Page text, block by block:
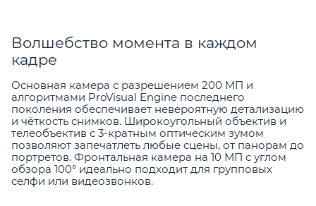
Волшебство момента в каждом
кадре
Основная камера с разрешением 200 МП и
алгоритмами ProVisual Engine последнего
поколения обеспечивает невероятную детализацию
и чёткость снимков. Широкоугольный объектив и
телеобъектив с 3-кратным оптическим зумом
позволяют запечатлеть любые сцены, от панорам до
портретов. Фронтальная камера на 10 МП с углом
обзора 100° идеально подходит для групповых
селфи или видеозвонков.